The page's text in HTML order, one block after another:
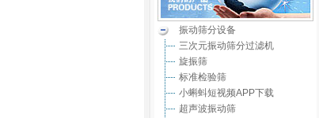
振动筛分设备
三次元振动筛分过滤机
旋振筛
标准检验筛
小蝌蚪短视频APP下载
超声波振动筛